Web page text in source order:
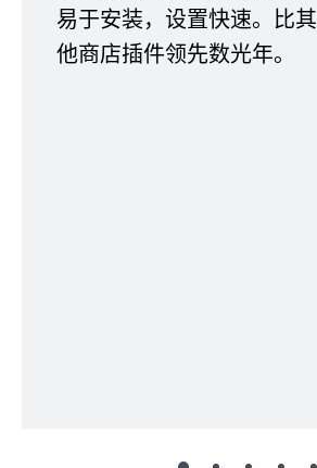
易于安装，设置快速。比其
他商店插件领先数光年。